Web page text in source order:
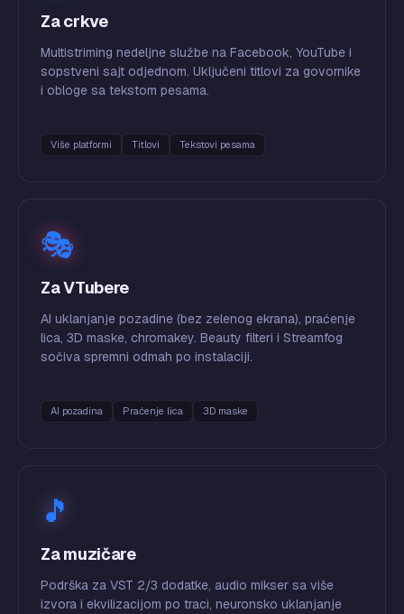
Za crkve
Multistriming nedeljne službe na Facebook, YouTube i
sopstveni sajt odjednom. Uključeni titlovi za govornike
i obloge sa tekstom pesama.
Više platformi Titlovi Tekstovi pesama
🎭
Za VTubere
AI uklanjanje pozadine (bez zelenog ekrana), praćenje
lica, 3D maske, chromakey. Beauty filteri i Streamfog
sočiva spremni odmah po instalaciji.
AI pozadina Praćenje lica 3D maske
🎵
Za muzičare
Podrška za VST 2/3 dodatke, audio mikser sa više
izvora i ekvilizacijom po traci, neuronsko uklanjanje